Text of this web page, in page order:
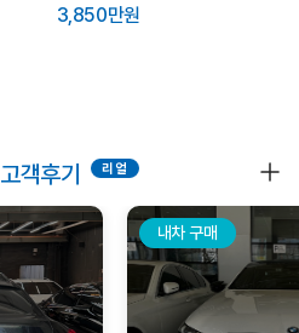
3,850만원
고객후기
내차 구매